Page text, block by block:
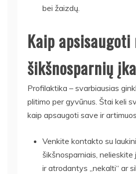
bei žaizdų.
Kaip apsisaugoti
šikšnosparnių
Profilaktika – svarbiausias
plitimo per gyvūnus. Štai keli
kaip apsaugoti save ir
Venkite kontakto su
šikšnosparniais, nelieskite
ir atrodantys „nekalti“ ar